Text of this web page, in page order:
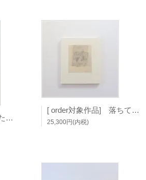
[ order対象作品] 注ぐたびに満ちる (板額) / 富田惠子
[ order対象作品] 落ちて着く音 (板額) / 富田惠子
25,300円(内税)